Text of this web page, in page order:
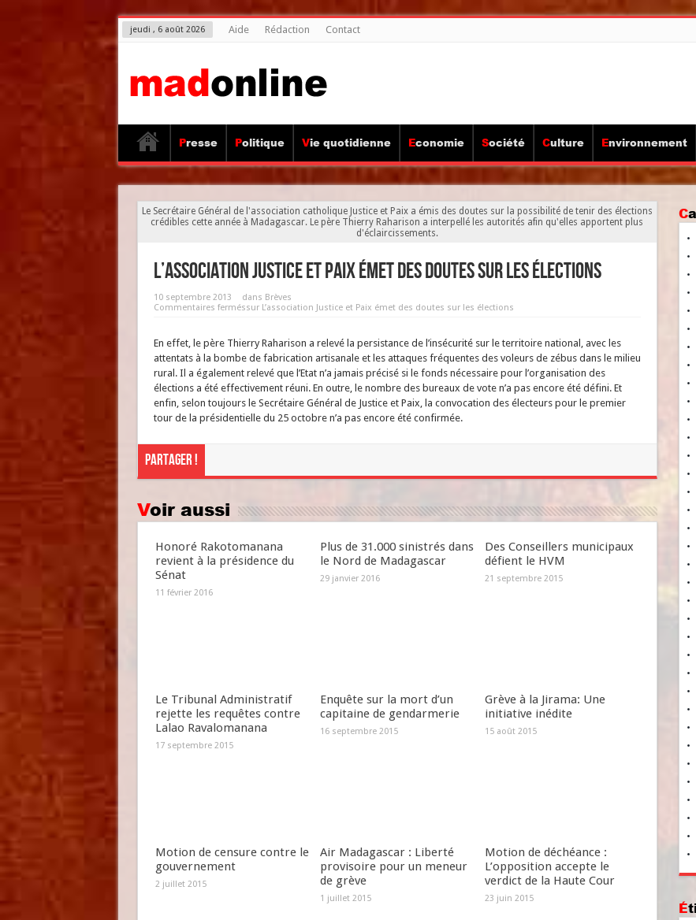
jeudi , 6 août 2026 Aide Rédaction Contact
Presse Politique Vie quotidienne Economie Société Culture Environnement
Le Secrétaire Général de l'association catholique Justice et Paix a émis des doutes sur la possibilité de tenir des élections
crédibles cette année à Madagascar. Le père Thierry Raharison a interpellé les autorités afin qu'elles apportent plus
d'éclaircissements.
L’association Justice et Paix émet des doutes sur les élections
10 septembre 2013 dans Brèves
Commentaires ferméssur L’association Justice et Paix émet des doutes sur les élections
En effet, le père Thierry Raharison a relevé la persistance de l’insécurité sur le territoire national, avec les
attentats à la bombe de fabrication artisanale et les attaques fréquentes des voleurs de zébus dans le milieu
rural. Il a également relevé que l’Etat n’a jamais précisé si le fonds nécessaire pour l’organisation des
élections a été effectivement réuni. En outre, le nombre des bureaux de vote n’a pas encore été défini. Et
enfin, selon toujours le Secrétaire Général de Justice et Paix, la convocation des électeurs pour le premier
tour de la présidentielle du 25 octobre n’a pas encore été confirmée.
Partager !
Voir aussi
Honoré Rakotomanana
revient à la présidence du
Sénat
11 février 2016
Plus de 31.000 sinistrés dans
le Nord de Madagascar
29 janvier 2016
Des Conseillers municipaux
défient le HVM
21 septembre 2015
Le Tribunal Administratif
rejette les requêtes contre
Lalao Ravalomanana
17 septembre 2015
Enquête sur la mort d’un
capitaine de gendarmerie
16 septembre 2015
Grève à la Jirama: Une
initiative inédite
15 août 2015
Motion de censure contre le
gouvernement
2 juillet 2015
Air Madagascar : Liberté
provisoire pour un meneur
de grève
1 juillet 2015
Motion de déchéance :
L’opposition accepte le
verdict de la Haute Cour
23 juin 2015